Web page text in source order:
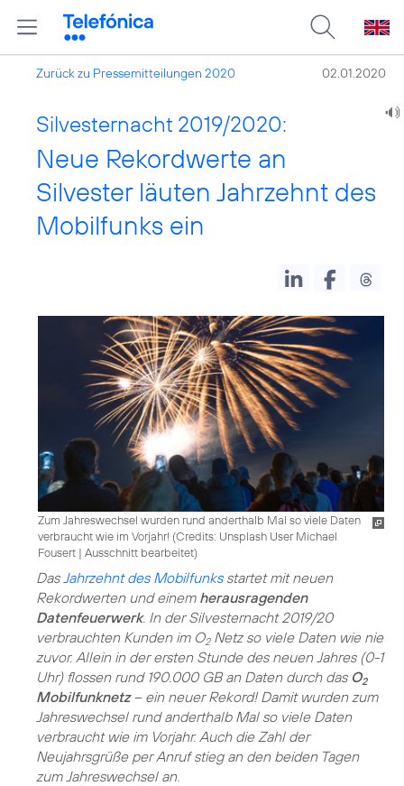
Zurück zu Pressemitteilungen 2020 02.01.2020
Silvesternacht 2019/2020:
Neue Rekordwerte an
Silvester läuten Jahrzehnt des
Mobilfunks ein
Zum Jahreswechsel wurden rund anderthalb Mal so viele Daten
verbraucht wie im Vorjahr! (Credits: Unsplash User Michael
Fousert | Ausschnitt bearbeitet)
Das Jahrzehnt des Mobilfunksstartet mit neuen
Rekordwerten und einem herausragenden
Datenfeuerwerk. In der Silvesternacht 2019/20
verbrauchten Kunden im O2Netz so viele Daten wie nie
zuvor. Allein in der ersten Stunde des neuen Jahres (0-1
Uhr) flossen rund 190.000 GB an Daten durch das O2
Mobilfunknetz– ein neuer Rekord! Damit wurden zum
Jahreswechsel rund anderthalb Mal so viele Daten
verbraucht wie im Vorjahr. Auch die Zahl der
Neujahrsgrüße per Anruf stieg an den beiden Tagen
zum Jahreswechsel an.